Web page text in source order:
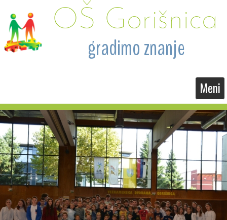
OŠ Gorišnica
gradimo znanje
Meni